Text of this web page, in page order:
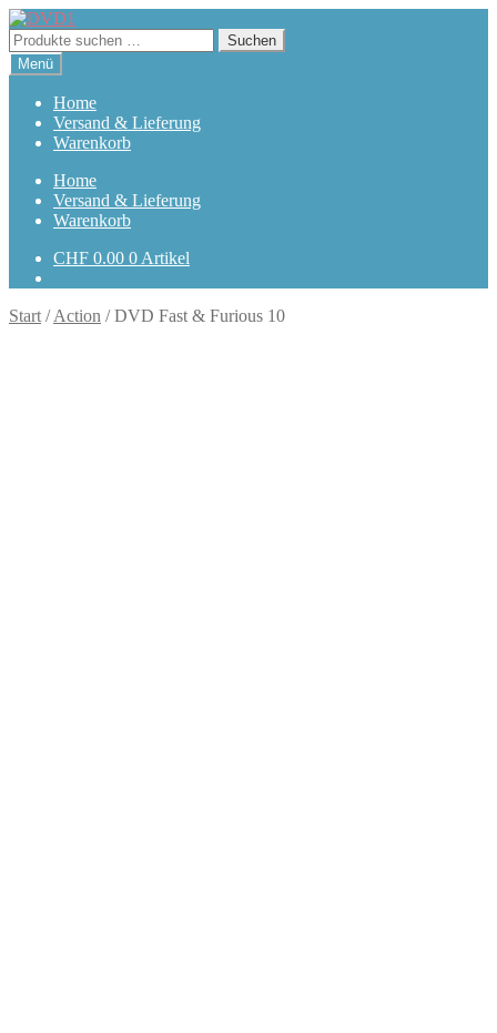
Zur
Navigation
springen
Zum
Inhalt
springen
Suchen
nach:
Suchen
Menü
Home
Versand & Lieferung
Warenkorb
Home
Versand & Lieferung
Warenkorb
CHF 0.00 0 Artikel
Start /Action /DVD Fast & Furious 10